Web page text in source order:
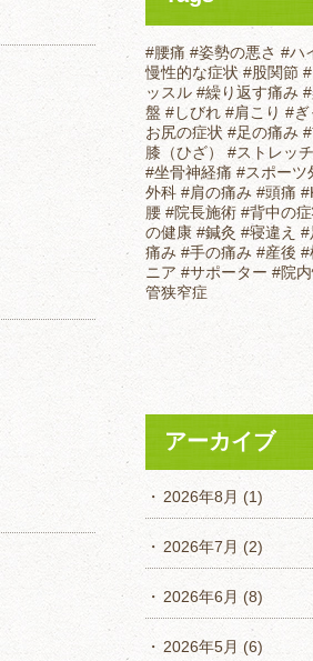
#腰痛 #姿勢の悪さ #ハ
慢性的な症状 #股関節
ッスル #繰り返す痛み
盤 #しびれ #肩こり #ぎ
お尻の症状 #足の痛み
膝（ひざ） #ストレッチ
#坐骨神経痛 #スポーツ
外科 #肩の痛み #頭痛
腰 #院長施術 #背中の
の健康 #鍼灸 #寝違え #
痛み #手の痛み #産後 #
ニア #サポーター #院
管狭窄症
アーカイブ
2026年8月 (1)
2026年7月 (2)
2026年6月 (8)
2026年5月 (6)